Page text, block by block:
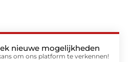
nieuwe mogelijkheden
om ons platform te verkennen!